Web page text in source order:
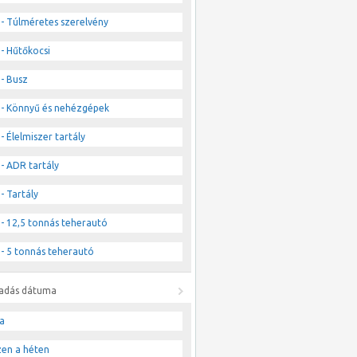
- Túlméretes szerelvény
- Hűtőkocsi
- Busz
- Könnyű és nehézgépek
- Élelmiszer tartály
- ADR tartály
- Tartály
- 12,5 tonnás teherautó
- 5 tonnás teherautó
dátuma
a héten